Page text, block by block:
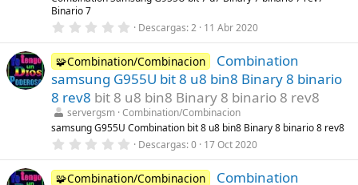
s
Binario 7
0
0
0
e
s
t
r
e
l
a
(
s
Descargas 2 11 Abr 2020
🧩Combination/Combinacion
Combination
samsung G955U bit 8 u8 bin8 Binary 8 binario
8 rev8 bit 8 u8 bin8 Binary 8 binario 8 rev8
servergsm Combination/Combinacion
samsung G955U Combination bit 8 u8 bin8 Binary 8 binario 8 rev8
0
0
0
Descargas 0 17 Oct 2020
🧩Combination/Combinacion
Combination